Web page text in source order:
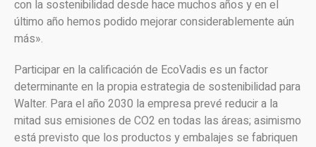
con la sostenibilidad desde hace muchos años y en el
último año hemos podido mejorar considerablemente aún
más».
Participar en la calificación de EcoVadis es un factor
determinante en la propia estrategia de sostenibilidad para
Walter. Para el año 2030 la empresa prevé reducir a la
mitad sus emisiones de CO2 en todas las áreas; asimismo
está previsto que los productos y embalajes se fabriquen